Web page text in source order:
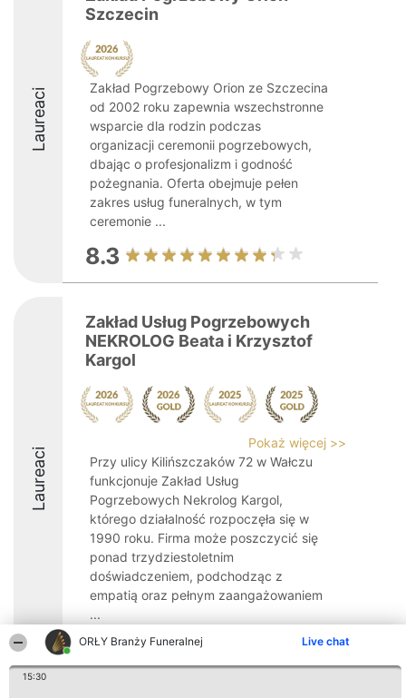
ORŁY Branży Funeralnej Live chat
15:30
Laureaci
Szczecin
Zakład Pogrzebowy Orion ze Szczecina
od 2002 roku zapewnia wszechstronne
wsparcie dla rodzin podczas
organizacji ceremonii pogrzebowych,
dbając o profesjonalizm i godność
pożegnania. Oferta obejmuje pełen
zakres usług funeralnych, w tym
ceremonie ...
8.3
Laureaci
Zakład Usług Pogrzebowych
NEKROLOG Beata i Krzysztof
Kargol
Pokaż więcej >>
Przy ulicy Kilińszczaków 72 w Wałczu
funkcjonuje Zakład Usług
Pogrzebowych Nekrolog Kargol,
którego działalność rozpoczęła się w
1990 roku. Firma może poszczycić się
ponad trzydziestoletnim
doświadczeniem, podchodząc z
empatią oraz pełnym zaangażowaniem
...
10